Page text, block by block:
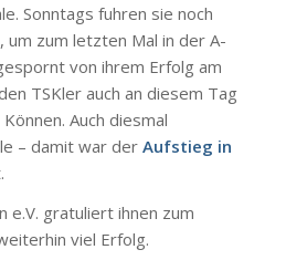
Sonntags fuhren sie noch
zum letzten Mal in der A-
von ihrem Erfolg am
TSKler auch an diesem Tag
Auch diesmal
– damit war der Aufstieg in
e.V. gratuliert ihnen zum
viel Erfolg.